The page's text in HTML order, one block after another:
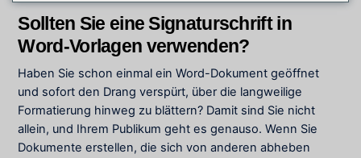
Sollten Sie eine Signaturschrift in
Word-Vorlagen verwenden?
Haben Sie schon einmal ein Word-Dokument geöffnet
und sofort den Drang verspürt, über die langweilige
Formatierung hinweg zu blättern? Damit sind Sie nicht
allein, und Ihrem Publikum geht es genauso. Wenn Sie
Dokumente erstellen, die sich von anderen abheben